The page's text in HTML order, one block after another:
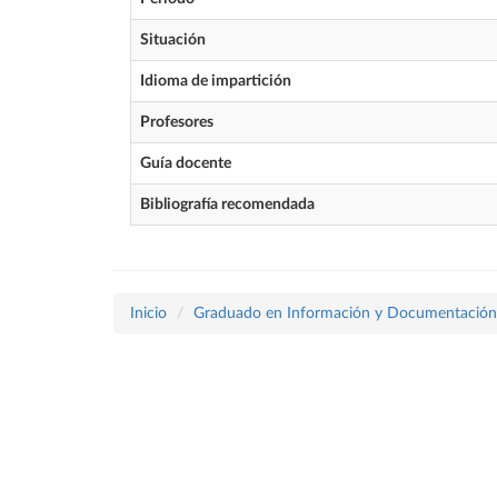
Situación
Idioma de impartición
Profesores
Guía docente
Bibliografía recomendada
Inicio Graduado en Información y Documentación